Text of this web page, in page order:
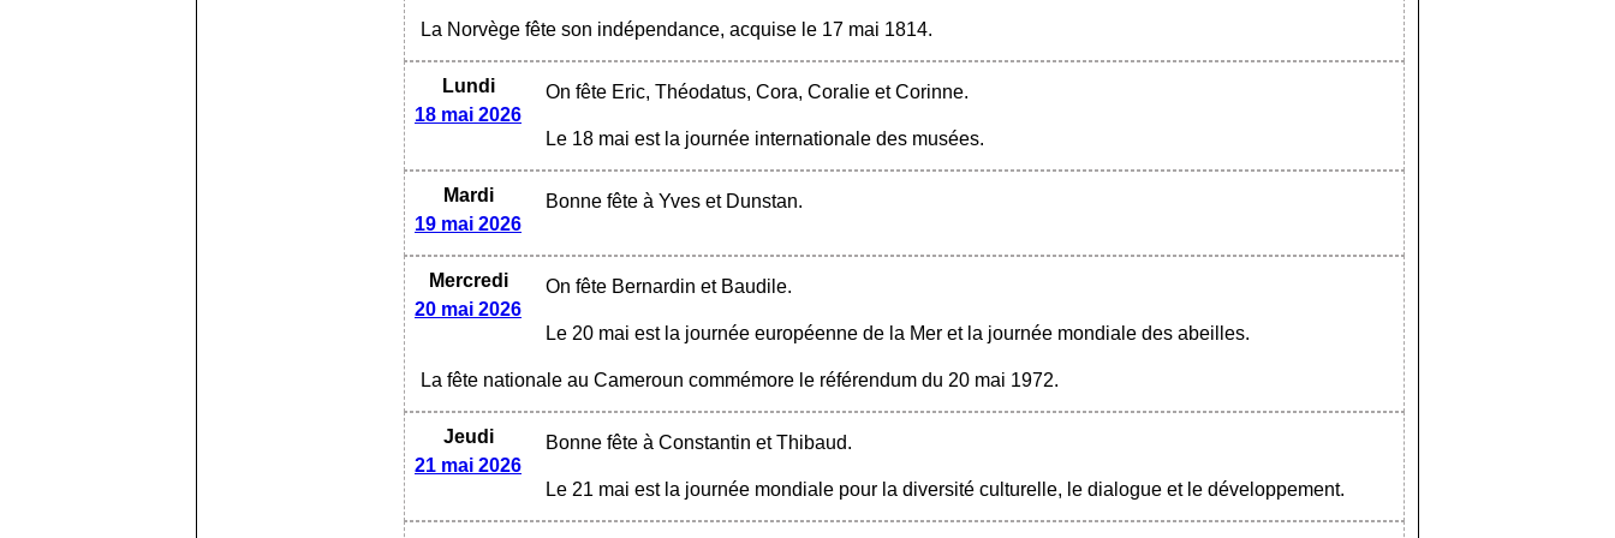
La Norvège fête son indépendance, acquise le 17 mai 1814.
Lundi
18 mai 2026
On fête Eric, Théodatus, Cora, Coralie et Corinne.
Le 18 mai est la journée internationale des musées.
Mardi
19 mai 2026
Bonne fête à Yves et Dunstan.
Mercredi
20 mai 2026
On fête Bernardin et Baudile.
Le 20 mai est la journée européenne de la Mer et la journée mondiale des abeilles.
La fête nationale au Cameroun commémore le référendum du 20 mai 1972.
Jeudi
21 mai 2026
Bonne fête à Constantin et Thibaud.
Le 21 mai est la journée mondiale pour la diversité culturelle, le dialogue et le développement.